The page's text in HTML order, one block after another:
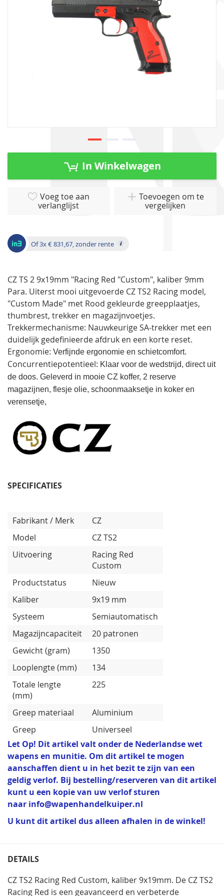
Ga
In Winkelwagen
Voeg toe aan
verlanglijst
Toevoegen om te
vergelijken
Of 3x € 831,67, zonder rente
CZ TS 2 9x19mm "Racing Red "Custom", kaliber 9mm
Para. Uiterst mooi uitgevoerde CZ TS2 Racing model,
"Custom Made" met Rood gekleurde greepplaatjes,
thumbrest, trekker en magazijnvoetjes.
Trekkermechanisme: Nauwkeurige SA-trekker met een
duidelijk gedefinieerde afdruk en een korte reset.
Ergonomie: Verfijnde ergonomie en schietcomfort.
Concurrentiepotentieel: Klaar voor de wedstrijd, direct uit
de doos. Geleverd in mooie CZ koffer, 2 reserve
magazijnen, flesje olie, schoonmaaksetje in koker en
verensetje,
SPECIFICATIES
Fabrikant / Merk
CZ
Model
CZ TS2
Uitvoering
Racing Red
Custom
Productstatus
Nieuw
Kaliber
9x19 mm
Systeem
Semiautomatisch
Magazijncapaciteit
20 patronen
Gewicht (gram)
1350
Looplengte (mm)
134
Totale lengte
(mm)
225
Greep materiaal
Aluminium
Greep
Universeel
Let Op! Dit artikel valt onder de Nederlandse wet
wapens en munitie. Om dit artikel te mogen
aanschaffen dient u in het bezit te zijn van een
geldig verlof. Bij bestelling/reserveren van dit artikel
kunt u een kopie van uw verlof sturen
naar info@wapenhandelkuiper.nl
U kunt dit artikel dus alleen afhalen in de winkel!
DETAILS
CZ TS2 Racing Red Custom, kaliber 9x19mm. De CZ TS2
Racing Red is een geavanceerd en verbeterde